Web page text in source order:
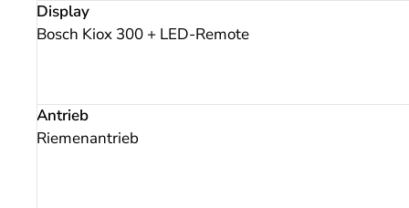
Display
Bosch Kiox 300 + LED-Remote
Antrieb
Riemenantrieb